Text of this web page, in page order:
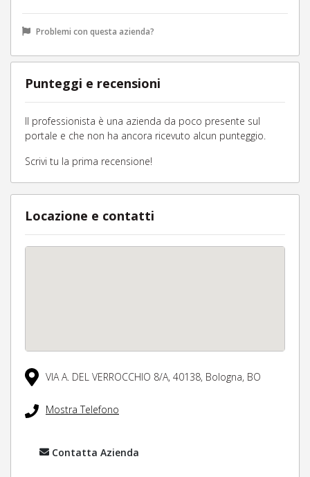
Problemi con questa azienda?
Punteggi e recensioni
Il professionista è una azienda da poco presente sul
portale e che non ha ancora ricevuto alcun punteggio.
Scrivi tu la prima recensione!
Locazione e contatti
VIA A. DEL VERROCCHIO 8/A, 40138, Bologna, BO
Mostra Telefono
Contatta Azienda